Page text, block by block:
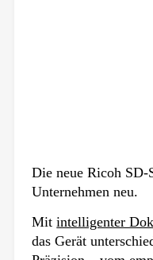
Die neue Ricoh SD-
Unternehmen neu.
Mitintelligenter
das Gerät